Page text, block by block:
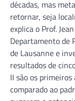
décadas, mas
retornar, seja
explica o Prof.
Departamento de
de Lausanne e
resultados de
II são os
comparado ao